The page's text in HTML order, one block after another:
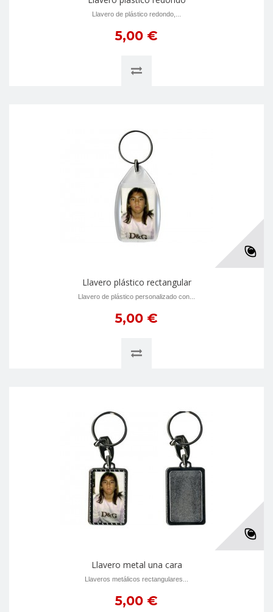
Llavero de plástico redondo,...
5,00 €
Llavero plástico rectangular
Llavero de plástico personalizado con...
5,00 €
Llavero metal una cara
Llaveros metálicos rectangulares...
5,00 €